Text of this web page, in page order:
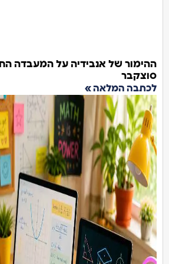
של אנבידיה על המעבדה
המלאה »